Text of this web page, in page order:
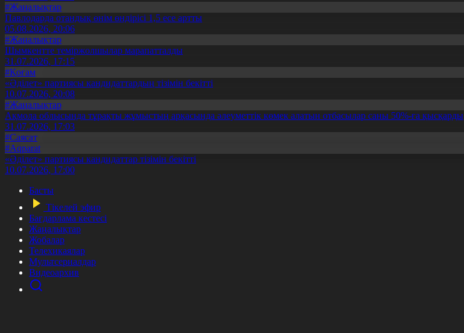
#Жаңалықтар
Павлодарда отандық өнім өндірісі 1,5 есе артты
05.08.2026, 20:06
#Жаңалықтар
Шымкентте теміржолшылар марапатталды
31.07.2026, 17:15
#Қоғам
«Әділет» партиясы кандидаттардың тізімін бекітті
10.07.2026, 20:08
#Жаңалықтар
Ақмола облысында тұрақты жұмыстың арқасында әлеуметтік көмек алатын отбасылар саны 50%-ға қысқарды
31.07.2026, 17:03
#Саясат
#Aqparat
«Әділет» партиясы кандидаттар тізімін бекітті
10.07.2026, 17:00
Басты
Тікелей эфир
Бағдарлама кестесі
Жаңалықтар
Жобалар
Телехикаялар
Мультсериалдар
Видеоархив